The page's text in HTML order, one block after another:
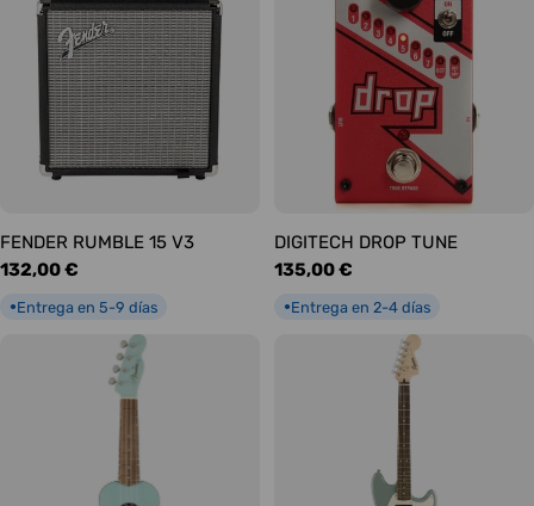
FENDER RUMBLE 15 V3
Precio
132,00 €
●Entrega en 5-9 días
DIGITECH DROP TUNE
Precio
135,00 €
●Entrega en 2-4 días